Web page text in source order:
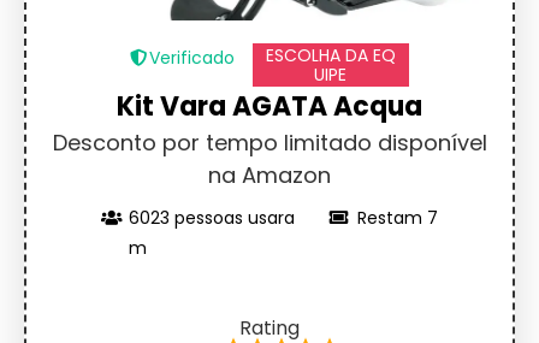
Verificado
ESCOLHA DA EQ
UIPE
Kit Vara AGATA Acqua
Desconto por tempo limitado disponível
na Amazon
6023 pessoas usara
m
Restam 7
Rating